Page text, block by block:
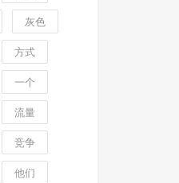
灰色
方式
一个
流量
竞争
他们